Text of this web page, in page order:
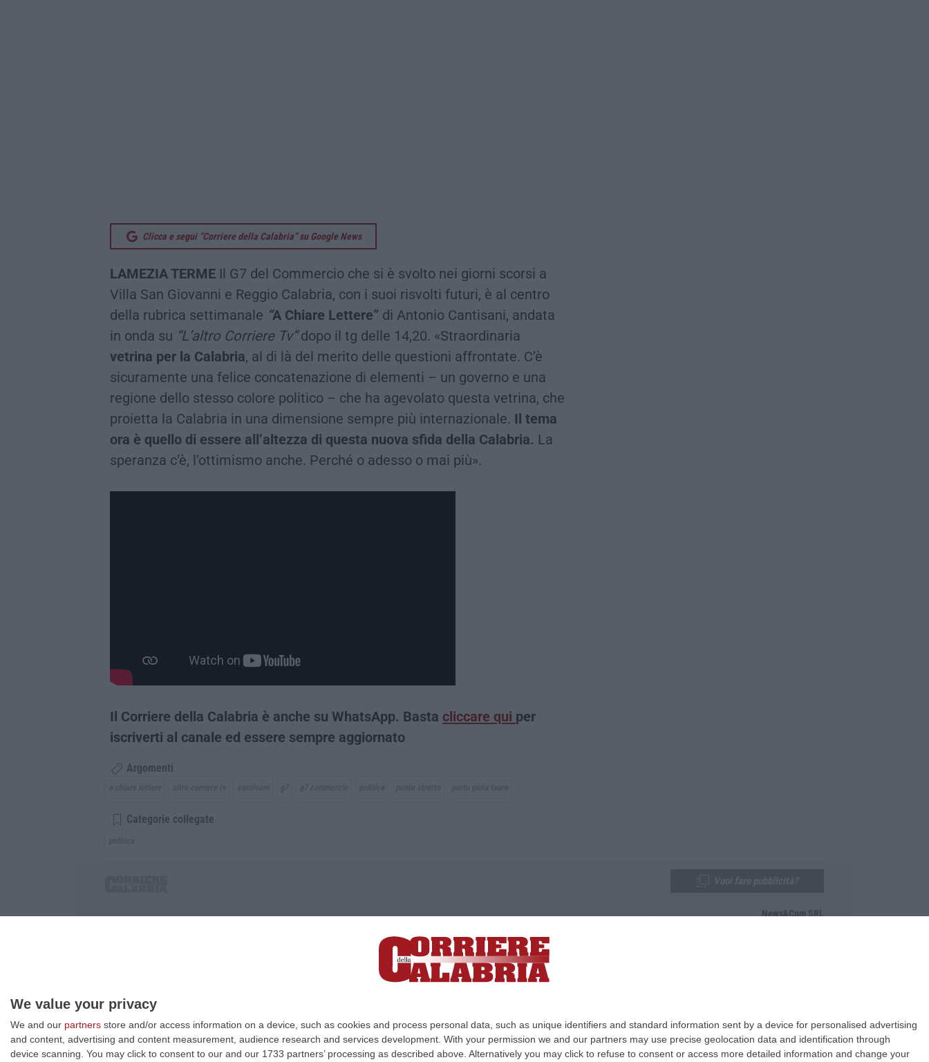
We value your privacy
We and our partners store and/or access information on a device, such as cookies and process personal data, such as unique identifiers and standard information sent by a device for personalised advertising
and content, advertising and content measurement, audience research and services development. With your permission we and our partners may use precise geolocation data and identification through
device scanning. You may click to consent to our and our 1733 partners’ processing as described above. Alternatively you may click to refuse to consent or access more detailed information and change your
Clicca e segui “Corriere della Calabria” su Google News
LAMEZIA TERME Il G7 del Commercio che si è svolto nei giorni scorsi a
Villa San Giovanni e Reggio Calabria, con i suoi risvolti futuri, è al centro
della rubrica settimanale “A Chiare Lettere” di Antonio Cantisani, andata
in onda su “L’altro Corriere Tv”dopo il tg delle 14,20. «Straordinaria
vetrina per la Calabria, al di là del merito delle questioni affrontate. C’è
sicuramente una felice concatenazione di elementi – un governo e una
regione dello stesso colore politico – che ha agevolato questa vetrina, che
proietta la Calabria in una dimensione sempre più internazionale. Il tema
ora è quello di essere all’altezza di questa nuova sfida della Calabria. La
speranza c’è, l’ottimismo anche. Perché o adesso o mai più».
Il Corriere della Calabria è anche su WhatsApp. Basta cliccare qui per
iscriverti al canale ed essere sempre aggiornato
Argomenti
Categorie collegate
P.IVA. 03199620794, Via del mare 6/G, S.Eufemia, Lamezia Terme (CZ)
Iscrizione tribunale di Lamezia Terme 5/2011 - Direttore responsabile Paola Militano |Privacy
News&Com SRL
Design: cfweb